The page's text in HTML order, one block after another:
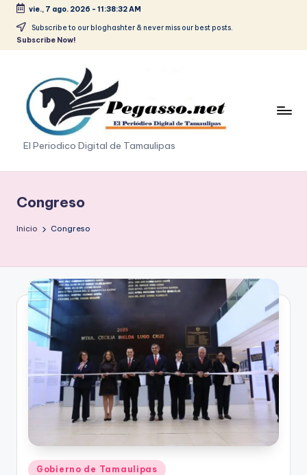
Saltar
vie., 7 ago. 2026 - 11:38:33 AM
Subscribe to our bloghashter & never miss our best posts.
Subscribe Now!
p
e
g
s
.
p
r
s
El Periodico Digital de Tamaulipas
Congreso
Inicio Congreso
Publicado
Gobierno de Tamaulipas